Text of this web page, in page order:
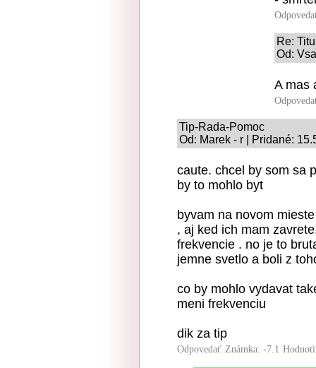
Re:
Od:
A mas
Tip-Rada-Pomoc
Od: Marek - r | Pridané:
caute. chcel by som sa
by to mohlo byt
byvam na novom
, aj ked ich mam
frekvencie . no je to
jemne svetlo a boli z
co by mohlo vydavat
meni frekvenciu
dik za tip
Odpovedať Známka: -7.1